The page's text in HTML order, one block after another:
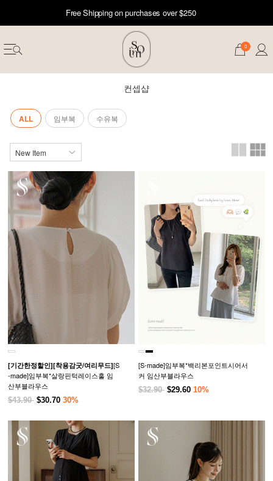
Free Shipping on purchases over $250
0
50
컨셉샵
ALL 임부복 수유복
[기간한정할인][착용감굿/여리무드][S
-made]임부복*살랑핀턱레이스훌 임
산부블라우스
$43.90 $30.70 30%
[S-made]임부복*백리본포인트시어서
커 임산부블라우스
$32.90 $29.60 10%